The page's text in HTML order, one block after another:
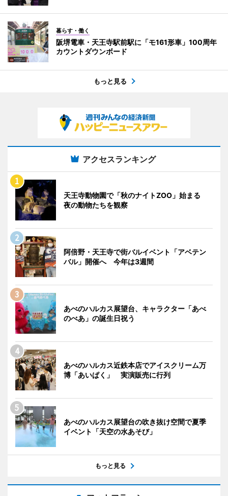
暮らす・働く
阪堺電車・天王寺駅前駅に「モ161形車」100周年
カウントダウンボード
もっと見る
アクセスランキング
天王寺動物園で「秋のナイトZOO」始まる
夜の動物たちを観察
阿倍野・天王寺で街バルイベント「アベテン
バル」開催へ 今年は3週間
あべのハルカス展望台、キャラクター「あべ
のべあ」の誕生日祝う
あべのハルカス近鉄本店でアイスクリーム万
博「あいぱく」 実演販売に行列
あべのハルカス展望台の吹き抜け空間で夏季
イベント「天空の水あそび」
もっと見る